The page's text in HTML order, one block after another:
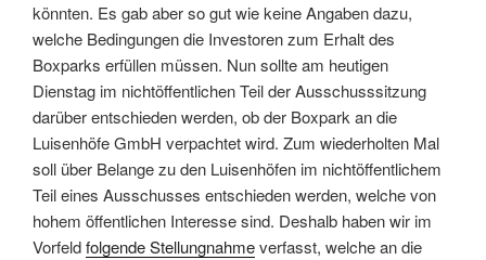
könnten. Es gab aber so gut wie keine Angaben dazu,
welche Bedingungen die Investoren zum Erhalt des
Boxparks erfüllen müssen. Nun sollte am heutigen
Dienstag im nichtöffentlichen Teil der Ausschusssitzung
darüber entschieden werden, ob der Boxpark an die
Luisenhöfe GmbH verpachtet wird. Zum wiederholten Mal
soll über Belange zu den Luisenhöfen im nichtöffentlichem
Teil eines Ausschusses entschieden werden, welche von
hohem öffentlichen Interesse sind. Deshalb haben wir im
Vorfeldfolgende Stellungnahmeverfasst, welche an die